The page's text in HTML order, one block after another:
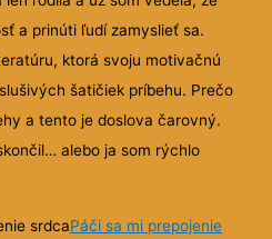
a prinúti ľudí zamyslieť sa.
ktorá svoju motivačnú
šatičiek príbehu. Prečo
a tento je doslova čarovný.
alebo ja som rýchlo
srdcaPáči sa mi prepojenie